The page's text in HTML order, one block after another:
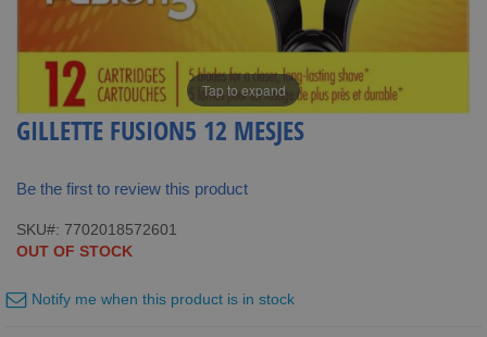
Tap to expand
GILLETTE FUSION5 12 MESJES
Be the first to review this product
SKU
7702018572601
OUT OF STOCK
Notify me when this product is in stock